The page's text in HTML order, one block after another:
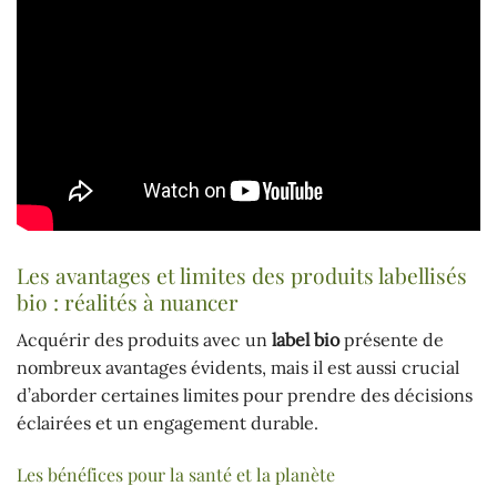
Les avantages et limites des produits labellisés
bio : réalités à nuancer
Acquérir des produits avec un label bioprésente de
nombreux avantages évidents, mais il est aussi crucial
d’aborder certaines limites pour prendre des décisions
éclairées et un engagement durable.
Les bénéfices pour la santé et la planète